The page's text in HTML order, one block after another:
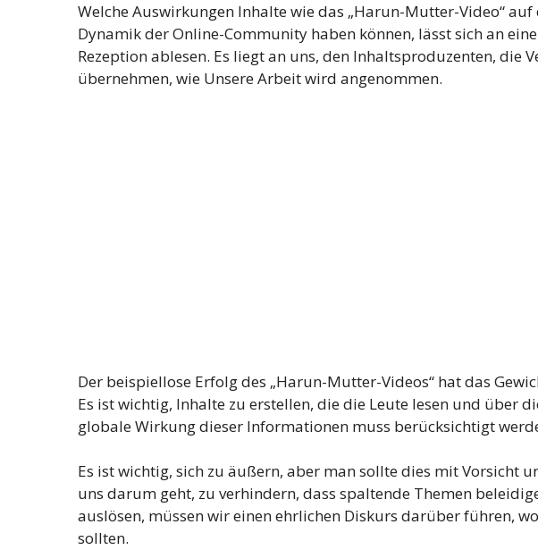
Welche Auswirkungen Inhalte wie das „Harun-Mutter-Video“
Dynamik der Online-Community haben können, lässt sich an
Rezeption ablesen. Es liegt an uns, den Inhaltsproduzenten, die
übernehmen, wie Unsere Arbeit wird angenommen.
Der beispiellose Erfolg des „Harun-Mutter-Videos“ hat das
Es ist wichtig, Inhalte zu erstellen, die die Leute lesen und über
globale Wirkung dieser Informationen muss berücksichtigt
Es ist wichtig, sich zu äußern, aber man sollte dies mit Vorsicht
uns darum geht, zu verhindern, dass spaltende Themen
auslösen, müssen wir einen ehrlichen Diskurs darüber führen,
sollten.